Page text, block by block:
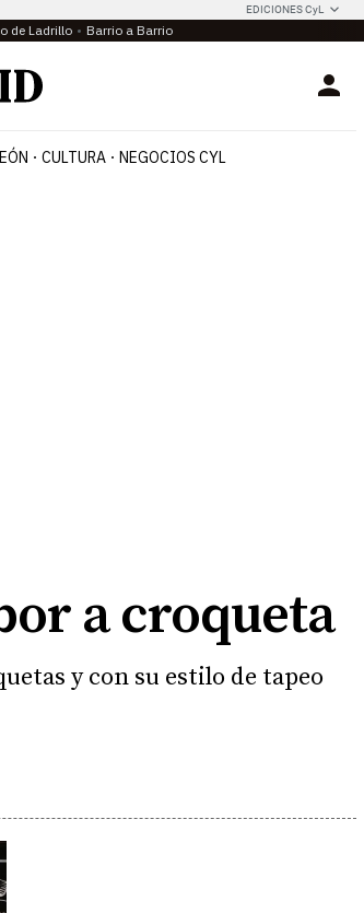
EDICIONES CyL
de Ladrillo Barrio a Barrio
Login
CULTURA NEGOCIOS CYL
a croqueta
y con su estilo de tapeo